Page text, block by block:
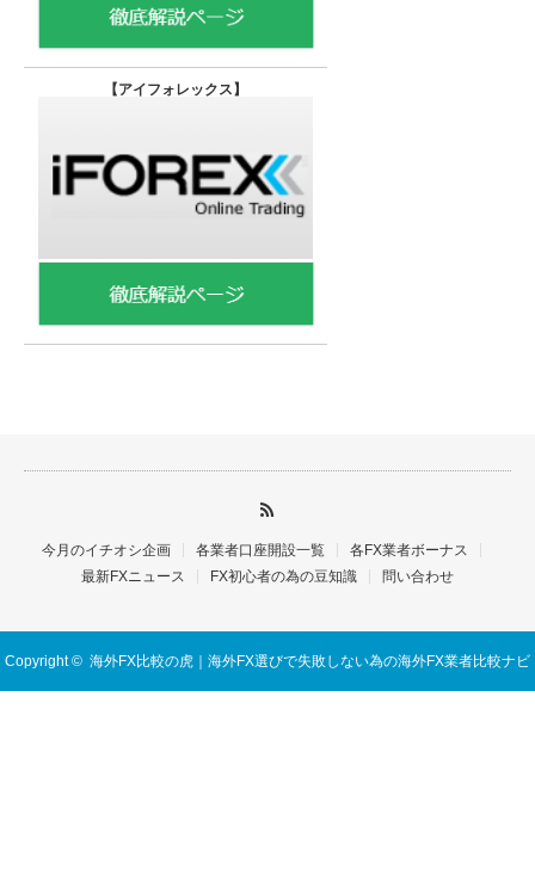
【アイフォレックス】
今月のイチオシ企画 各業者口座開設一覧
各FX業者ボーナス
最新FXニュース
FX初心者の為の豆知識 問い合わせ
Copyright © 海外FX比較の虎｜海外FX選びで失敗しない為の海外FX業者比較ナビ